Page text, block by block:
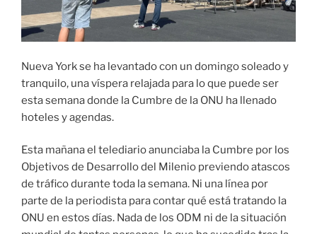
Nueva York se ha levantado con un domingo soleado y
tranquilo, una víspera relajada para lo que puede ser
esta semana donde la Cumbre de la ONU ha llenado
hoteles y agendas.
Esta mañana el telediario anunciaba la Cumbre por los
Objetivos de Desarrollo del Milenio previendo atascos
de tráfico durante toda la semana. Ni una línea por
parte de la periodista para contar qué está tratando la
ONU en estos días. Nada de los ODM ni de la situación